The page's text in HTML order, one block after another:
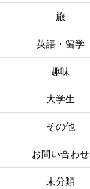
旅
英語・留学
趣味
大学生
その他
お問い合わせ
未分類